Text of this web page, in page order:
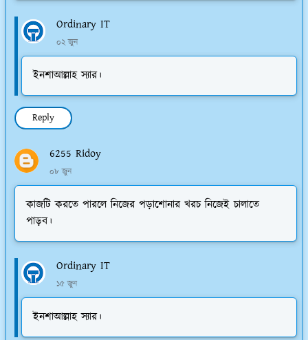
Ordinary IT
০২ জুন
ইনশাআল্লাহ স্যার।
Reply
6255 Ridoy
০৮ জুন
কাজটি করতে পারলে নিজের পড়াশোনার খরচ নিজেই চালাতে
পাড়ব।
Ordinary IT
১৫ জুন
ইনশাআল্লাহ স্যার।